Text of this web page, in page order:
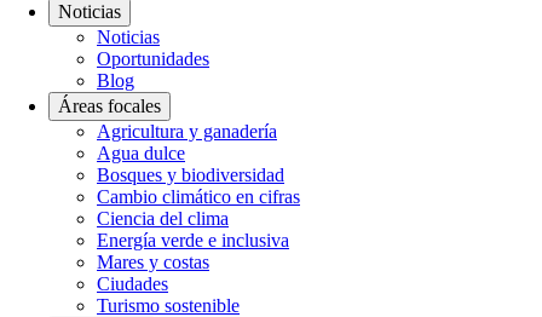
Noticias
Noticias
Oportunidades
Blog
Áreas focales
Agricultura y ganadería
Agua dulce
Bosques y biodiversidad
Cambio climático en cifras
Ciencia del clima
Energía verde e inclusiva
Mares y costas
Ciudades
Turismo sostenible